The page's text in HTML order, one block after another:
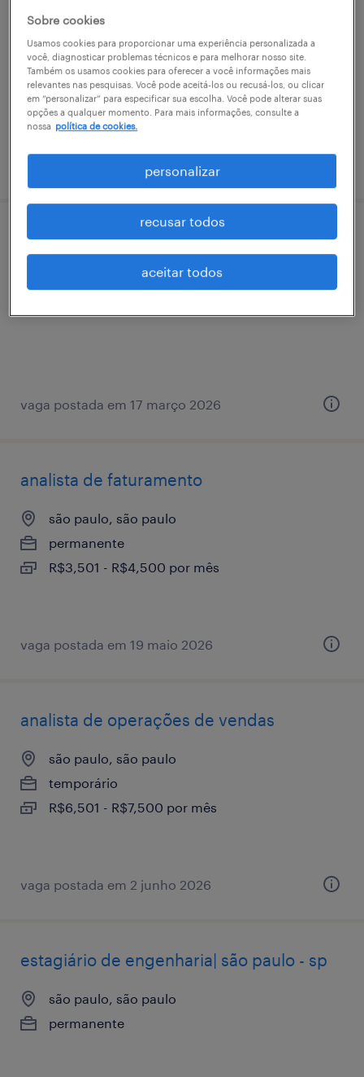
deficiência
são paulo, são paulo
permanente
R$1,501 - R$2,500 por mês
vaga postada em 30 julho 2026
analista de atendimento pleno - são paulo
são paulo, são paulo
vaga postada em 17 março 2026
analista de faturamento
são paulo, são paulo
permanente
R$3,501 - R$4,500 por mês
vaga postada em 19 maio 2026
analista de operações de vendas
são paulo, são paulo
temporário
R$6,501 - R$7,500 por mês
vaga postada em 2 junho 2026
estagiário de engenharia| são paulo - sp
são paulo, são paulo
permanente
Sobre cookies
Usamos cookies para proporcionar uma experiência personalizada a
você, diagnosticar problemas técnicos e para melhorar nosso site.
Também os usamos cookies para oferecer a você informações mais
relevantes nas pesquisas. Você pode aceitá-los ou recusá-los, ou clicar
em “personalizar” para especificar sua escolha. Você pode alterar suas
opções a qualquer momento. Para mais informações, consulte a
nossa política de cookies.
personalizar
recusar todos
aceitar todos